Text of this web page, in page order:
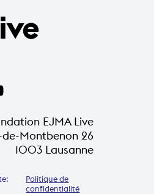
EJMA Live
de-Montbenon 26
1003 Lausanne
Politique de
confidentialité